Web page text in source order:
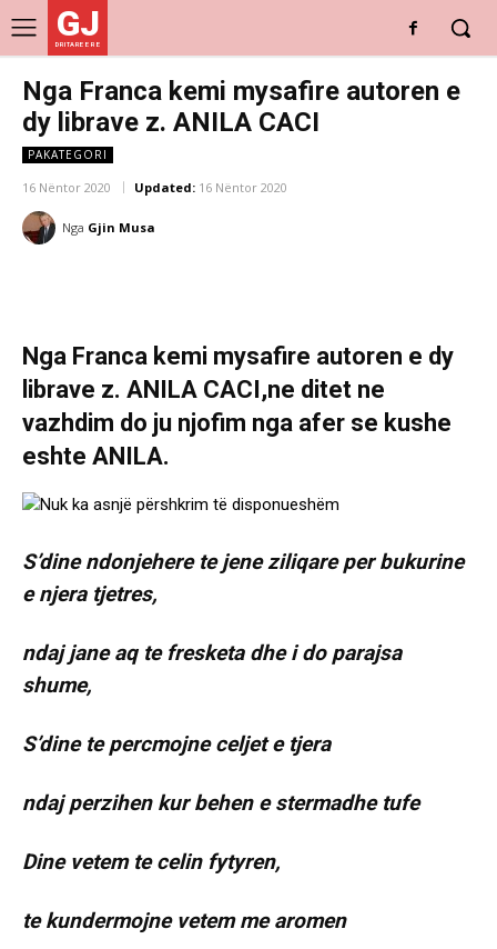
GJ
DRITARE E RE
Nga Franca kemi mysafire autoren e
dy librave z. ANILA CACI
PAKATEGORI
16 Nëntor 2020 Updated: 16 Nëntor 2020
Nga Gjin Musa
Nga Franca kemi mysafire autoren e dy
librave z. ANILA CACI,ne ditet ne
vazhdim do ju njofim nga afer se kushe
eshte ANILA.
S’dine ndonjehere te jene ziliqare per bukurine
e njera tjetres,
ndaj jane aq te fresketa dhe i do parajsa
shume,
S’dine te percmojne celjet e tjera
ndaj perzihen kur behen e stermadhe tufe
Dine vetem te celin fytyren,
te kundermojne vetem me aromen